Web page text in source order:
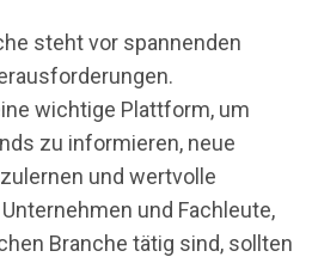
steht vor spannenden
wichtige Plattform, um
zu informieren, neue
und wertvolle
und Fachleute,
Branche tätig sind, sollten